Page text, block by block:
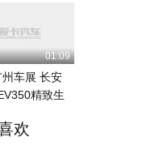
01:09
车展 长安
精致生
欢